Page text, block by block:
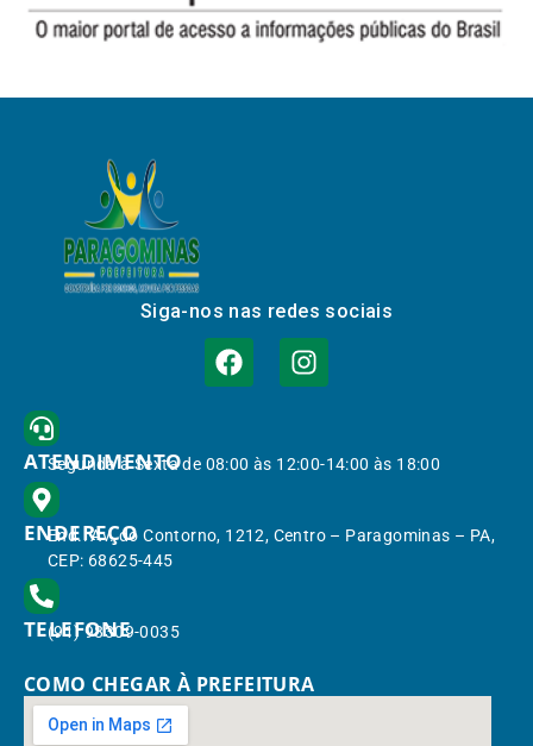
Siga-nos nas redes sociais
ATENDIMENTO
Segunda à Sexta de 08:00 às 12:00-14:00 às 18:00
ENDEREÇO
End.: Av. do Contorno, 1212, Centro – Paragominas – PA,
CEP: 68625-445
TELEFONE
(91) 98309-0035
COMO CHEGAR À PREFEITURA